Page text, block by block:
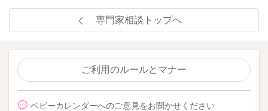
専門家相談トップへ
ご利用のルールとマナー
ベビーカレンダーへのご意見をお聞かせください